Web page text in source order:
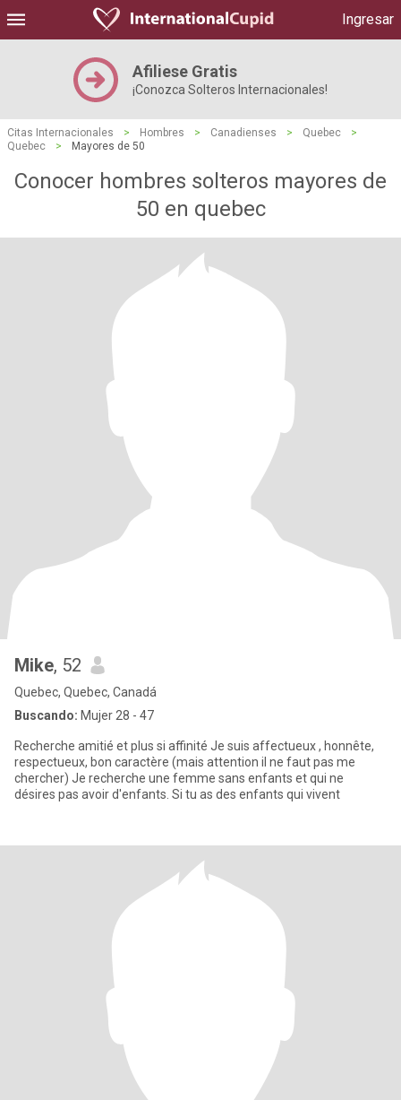
Ingresar
Afiliese Gratis
¡Conozca Solteros Internacionales!
Citas Internacionales > Hombres > Canadienses > Quebec
>
Quebec
> Mayores de 50
Conocer hombres solteros mayores de
50 en quebec
Mike, 52
Quebec, Quebec, Canadá
Buscando: Mujer 28 - 47
Recherche amitié et plus si affinité Je suis affectueux , honnête,
respectueux, bon caractère (mais attention il ne faut pas me
chercher) Je recherche une femme sans enfants et qui ne
désires pas avoir d'enfants. Si tu as des enfants qui vivent